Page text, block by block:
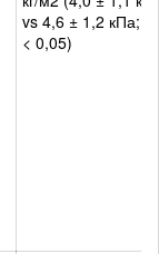
vs 4,6 ± 1,2 кПа; P
< 0,05)